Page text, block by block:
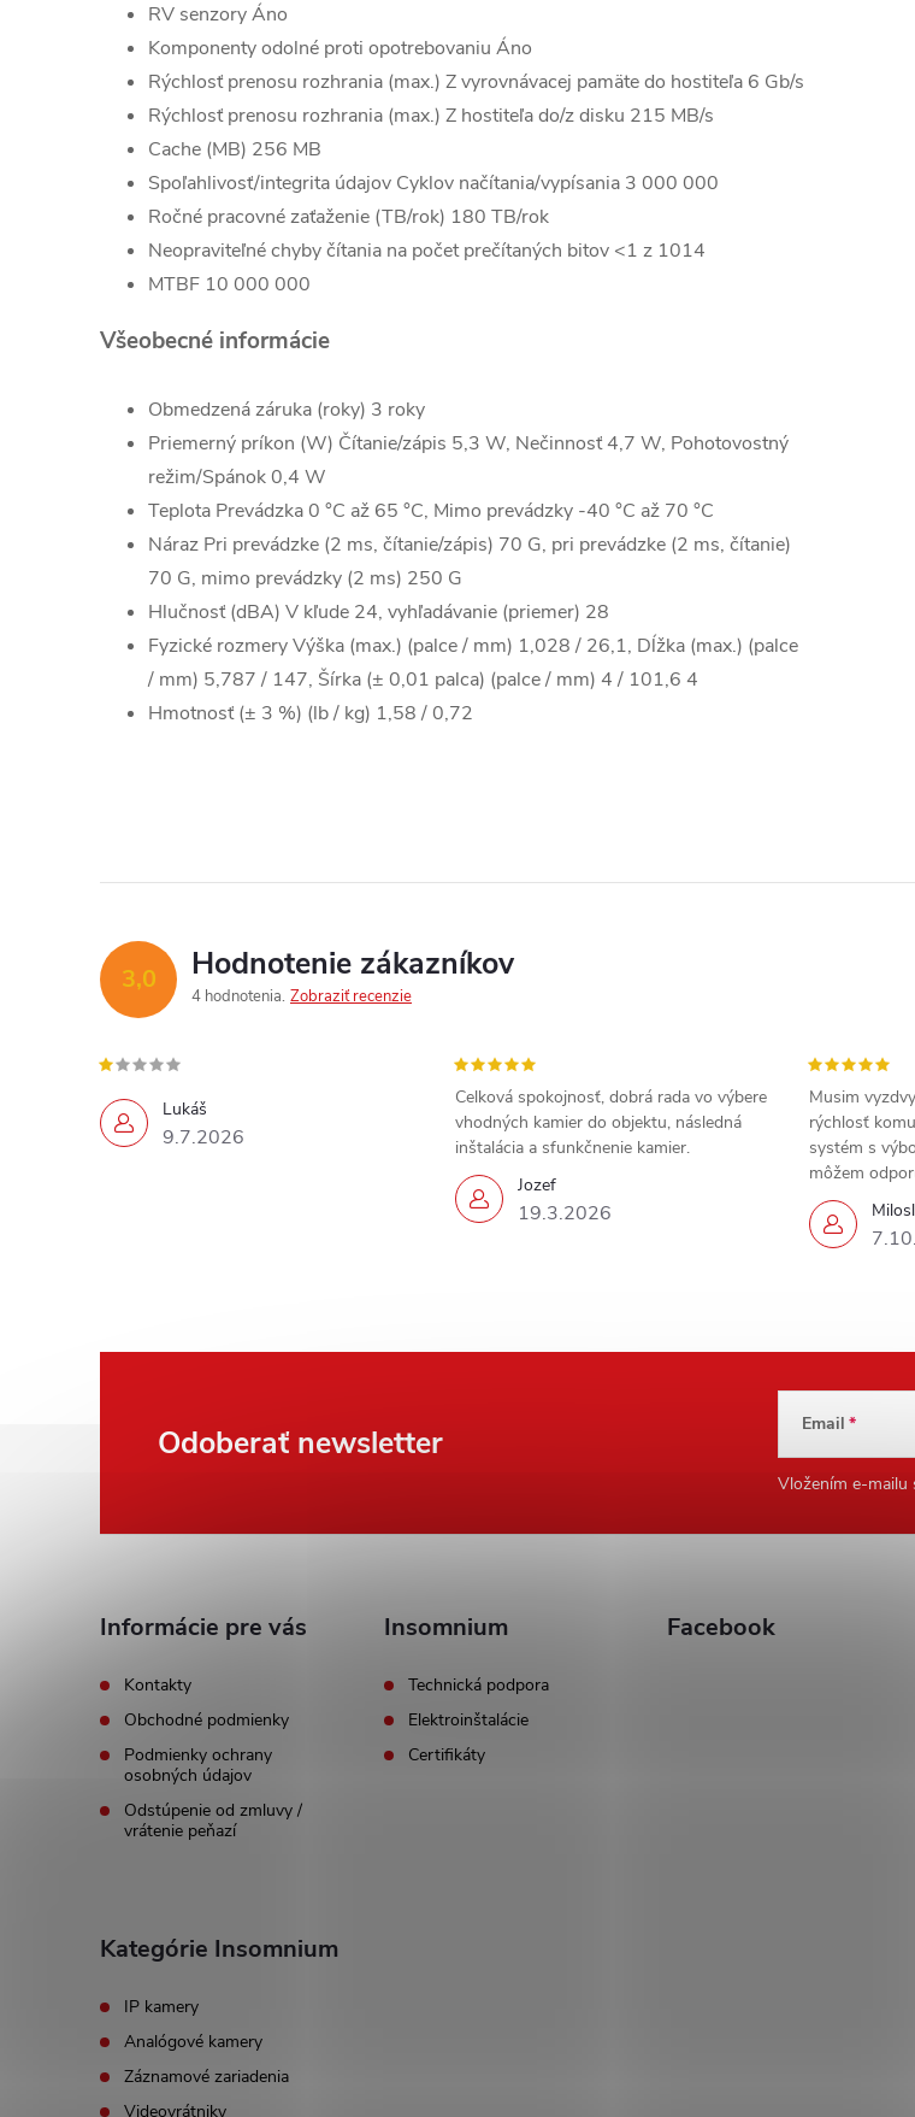
RV senzory Áno
Komponenty odolné proti opotrebovaniu Áno
Rýchlosť prenosu rozhrania (max.) Z vyrovnávacej pamäte do hostiteľa 6 Gb/s
Rýchlosť prenosu rozhrania (max.) Z hostiteľa do/z disku 215 MB/s
Cache (MB) 256 MB
Spoľahlivosť/integrita údajov Cyklov načítania/vypísania 3 000 000
Ročné pracovné zaťaženie (TB/rok) 180 TB/rok
Neopraviteľné chyby čítania na počet prečítaných bitov <1 z 1014
MTBF 10 000 000
Všeobecné informácie
Obmedzená záruka (roky) 3 roky
Priemerný príkon (W) Čítanie/zápis 5,3 W, Nečinnosť 4,7 W, Pohotovostný
režim/Spánok 0,4 W
Teplota Prevádzka 0 °C až 65 °C, Mimo prevádzky -40 °C až 70 °C
Náraz Pri prevádzke (2 ms, čítanie/zápis) 70 G, pri prevádzke (2 ms, čítanie)
70 G, mimo prevádzky (2 ms) 250 G
Hlučnosť (dBA) V kľude 24, vyhľadávanie (priemer) 28
Fyzické rozmery Výška (max.) (palce / mm) 1,028 / 26,1, Dĺžka (max.) (palce
/ mm) 5,787 / 147, Šírka (± 0,01 palca) (palce / mm) 4 / 101,6 4
Hmotnosť (± 3 %) (lb / kg) 1,58 / 0,72
3,0 Hodnotenie zákazníkov
4 hodnotenia Zobraziť recenzie
Lukáš
9.7.2026
Jozef
19.3.2026
Celková spokojnosť, dobrá rada vo výbere
vhodných kamier do objektu, následná
inštalácia a sfunkčnenie kamier.
Musim
rýchlosť
systém s
môžem
Odoberať newsletter Email
Vložením e-mailu
Informácie pre vás
Kontakty
Obchodné podmienky
Podmienky ochrany
osobných údajov
Odstúpenie od zmluvy /
vrátenie peňazí
Insomnium
Technická podpora
Elektroinštalácie
Certifikáty
Facebook
Kategórie Insomnium
IP kamery
Analógové kamery
Záznamové zariadenia
Videovrátniky